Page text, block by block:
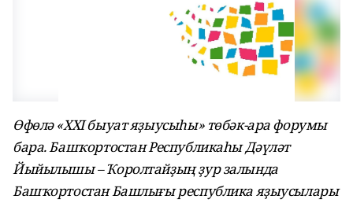
Өфөлә «ХХI быуат яҙыусыһы» төбәк-ара форумы
бара. Башҡортостан Республикаһы Дәүләт
Йыйылышы – Ҡоролтайҙың ҙур залында
Башҡортостан Башлығы республика яҙыусылары